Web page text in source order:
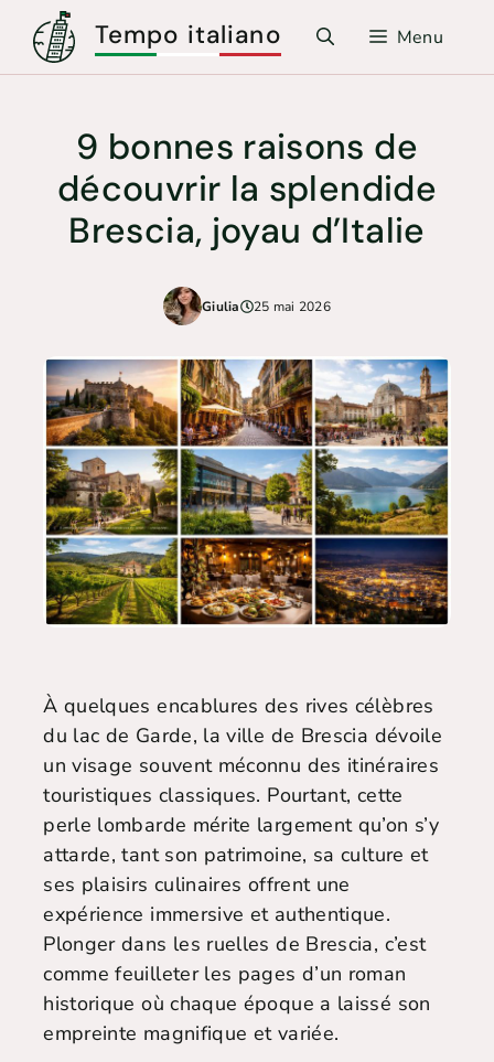
contenu
Tempo italiano Menu
9 bonnes raisons de
découvrir la splendide
Brescia, joyau d’Italie
Giulia 25 mai 2026
À quelques encablures des rives célèbres
du lac de Garde, la ville de Brescia dévoile
un visage souvent méconnu des itinéraires
touristiques classiques. Pourtant, cette
perle lombarde mérite largement qu’on s’y
attarde, tant son patrimoine, sa culture et
ses plaisirs culinaires offrent une
expérience immersive et authentique.
Plonger dans les ruelles de Brescia, c’est
comme feuilleter les pages d’un roman
historique où chaque époque a laissé son
empreinte magnifique et variée.